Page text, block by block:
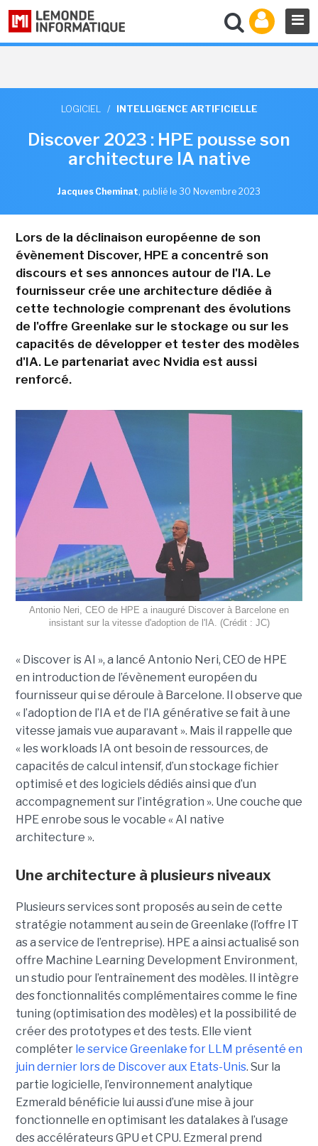
LOGICIEL / INTELLIGENCE ARTIFICIELLE
Discover 2023 : HPE pousse son
architecture IA native
Jacques Cheminat, publié le 30 Novembre 2023
Lors de la déclinaison européenne de son
évènement Discover, HPE a concentré son
discours et ses annonces autour de l'IA. Le
fournisseur crée une architecture dédiée à
cette technologie comprenant des évolutions
de l'offre Greenlake sur le stockage ou sur les
capacités de développer et tester des modèles
d'IA. Le partenariat avec Nvidia est aussi
renforcé.
Antonio Neri, CEO de HPE a inauguré Discover à Barcelone en
insistant sur la vitesse d'adoption de l'IA. (Crédit : JC)
« Discover is AI », a lancé Antonio Neri, CEO de HPE
en introduction de l’évènement européen du
fournisseur qui se déroule à Barcelone. Il observe que
« l’adoption de l’IA et de l’IA générative se fait à une
vitesse jamais vue auparavant ». Mais il rappelle que
« les workloads IA ont besoin de ressources, de
capacités de calcul intensif, d’un stockage fichier
optimisé et des logiciels dédiés ainsi que d’un
accompagnement sur l’intégration ». Une couche que
HPE enrobe sous le vocable « AI native
architecture ».
Une architecture à plusieurs niveaux
Plusieurs services sont proposés au sein de cette
stratégie notamment au sein de Greenlake (l’offre IT
as a service de l’entreprise). HPE a ainsi actualisé son
offre Machine Learning Development Environment,
un studio pour l’entraînement des modèles. Il intègre
des fonctionnalités complémentaires comme le fine
tuning (optimisation des modèles) et la possibilité de
créer des prototypes et des tests. Elle vient
compléter le service Greenlake for LLM présenté en
juin dernier lors de Discover aux Etats-Unis. Sur la
partie logicielle, l’environnement analytique
Ezmerald bénéficie lui aussi d’une mise à jour
fonctionnelle en optimisant les datalakes à l’usage
des accélérateurs GPU et CPU. Ezmeral prend